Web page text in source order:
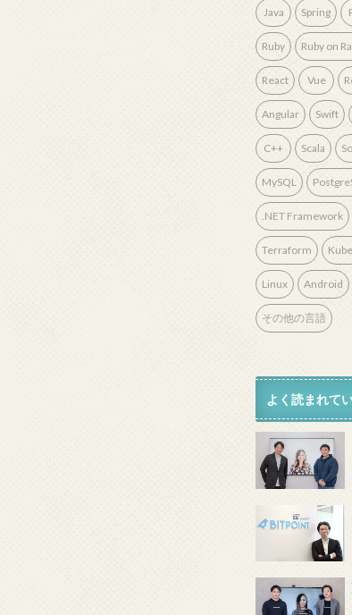
Java Spring
Ruby Ruby on
React Vue
Angular Swift
C++ Scala
MySQL
.NET Framework
Terraform
Linux Android
その他の言語
よく読まれて